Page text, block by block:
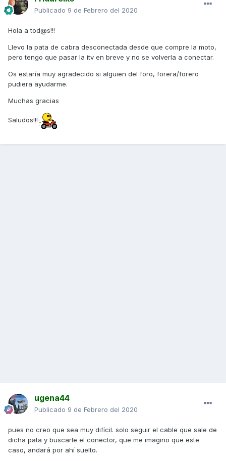
Publicado 9 de Febrero del 2020
Hola a tod@s!!!
Llevo la pata de cabra desconectada desde que compre la moto,
pero tengo que pasar la itv en breve y no se volverla a conectar.
Os estaría muy agradecido si alguien del foro, forera/forero
pudiera ayudarme.
Muchas gracias
Saludos!!!
ugena44
Publicado 9 de Febrero del 2020
pues no creo que sea muy difícil. solo seguir el cable que sale de
dicha pata y buscarle el conector, que me imagino que este
caso, andará por ahí suelto.